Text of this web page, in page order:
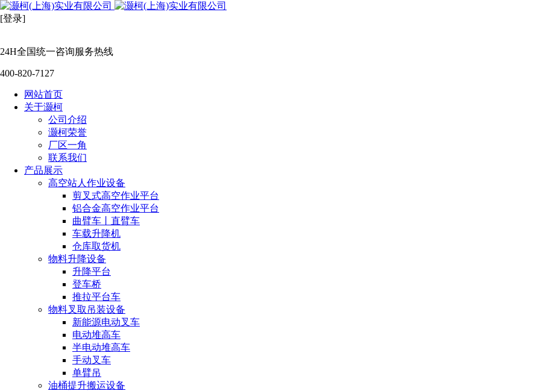
[登录]
24H全国统一咨询服务热线
400-820-7127
网站首页
关于灏柯
公司介绍
灏柯荣誉
厂区一角
联系我们
产品展示
高空站人作业设备
剪叉式高空作业平台
铝合金高空作业平台
曲臂车丨直臂车
车载升降机
仓库取货机
物料升降设备
升降平台
登车桥
推拉平台车
物料叉取吊装设备
新能源电动叉车
电动堆高车
半电动堆高车
手动叉车
单臂吊
油桶提升搬运设备